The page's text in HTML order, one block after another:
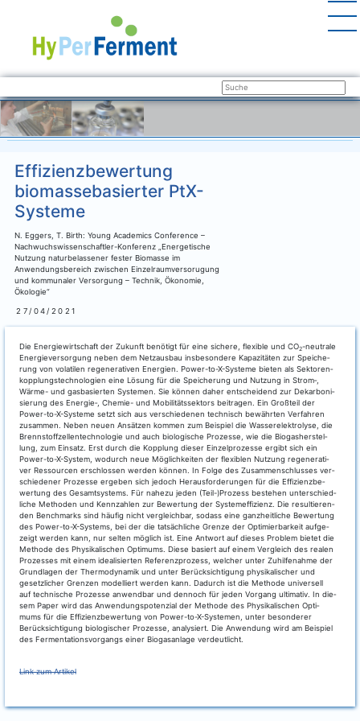
Effizienzbewertung
biomassebasierter PtX-
Systeme
N. Eggers, T. Birth: Young Academics Conference –
Nachwuchswissenschaftler-Konferenz „Energetische
Nutzung naturbelassener fester Biomasse im
Anwendungsbereich zwischen Einzelraumversorugung
und kommunaler Versorgung – Technik, Ökonomie,
Ökologie“
27/04/2021
Die Ener­gie­wirt­schaft der Zukunft benö­tigt für eine siche­re, fle­xi­ble und CO2-neu­tra­le
Ener­gie­ver­sor­gung neben dem Netz­aus­bau ins­be­son­de­re Kapa­zi­tä­ten zur Spei­che­
rung von vola­ti­len rege­ne­ra­ti­ven Ener­gien. Power-to-X-Sys­te­me bie­ten als Sek­to­ren­
kopp­lungs­tech­no­lo­gien eine Lösung für die Spei­che­rung und Nut­zung in Strom‑,
Wär­me- und gas­ba­sier­ten Sys­te­men. Sie kön­nen daher ent­schei­dend zur Dekar­bo­ni­
sie­rung des Energie‑, Che­mie- und Mobi­li­täts­sek­tors bei­tra­gen. Ein Groß­teil der
Power-to-X-Sys­te­me setzt sich aus ver­schie­de­nen tech­nisch bewähr­ten Ver­fah­ren
zusam­men. Neben neu­en Ansät­zen kom­men zum Bei­spiel die Was­ser­elek­tro­ly­se, die
Brenn­stoff­zel­len­tech­no­lo­gie und auch bio­lo­gi­sche Pro­zes­se, wie die Bio­gas­her­stel­
lung, zum Ein­satz. Erst durch die Kopp­lung die­ser Ein­zel­pro­zes­se ergibt sich ein
Power-to-X-Sys­tem, wodurch neue Mög­lich­kei­ten der fle­xi­blen Nut­zung rege­ne­ra­ti­
ver Res­sour­cen erschlos­sen wer­den kön­nen. In Fol­ge des Zusam­men­schlus­ses ver­
schie­de­ner Pro­zes­se erge­ben sich jedoch Her­aus­for­de­run­gen für die Effi­zi­enz­be­
wer­tung des Gesamt­sys­tems. Für nahe­zu jeden (Teil-)Prozess bestehen unter­schied­
li­che Metho­den und Kenn­zah­len zur Bewer­tung der Sys­tem­ef­fi­zi­enz. Die resul­tie­ren­
den Bench­marks sind häu­fig nicht ver­gleich­bar, sodass eine ganz­heit­li­che Bewer­tung
des Power-to-X-Sys­tems, bei der die tat­säch­li­che Gren­ze der Opti­mier­bar­keit auf­ge­
zeigt wer­den kann, nur sel­ten mög­lich ist. Eine Ant­wort auf die­ses Pro­blem bie­tet die
Metho­de des Phy­si­ka­li­schen Opti­mums. Die­se basiert auf einem Ver­gleich des rea­len
Pro­zes­ses mit einem idea­li­sier­ten Refe­renz­pro­zess, wel­cher unter Zuhil­fe­nah­me der
Grund­la­gen der Ther­mo­dy­na­mik und unter Berück­sich­ti­gung phy­si­ka­li­scher und
gesetz­li­cher Gren­zen model­liert wer­den kann. Dadurch ist die Metho­de uni­ver­sell
auf tech­ni­sche Pro­zes­se anwend­bar und den­noch für jeden Vor­gang ulti­ma­tiv. In die­
sem Paper wird das Anwen­dungs­po­ten­zi­al der Metho­de des Phy­si­ka­li­schen Opti­
mums für die Effi­zi­enz­be­wer­tung von Power-to-X-Sys­te­men, unter beson­de­rer
Berück­sich­ti­gung bio­lo­gi­scher Pro­zes­se, ana­ly­siert. Die Anwen­dung wird am Bei­spiel
des Fer­men­ta­ti­ons­vor­gangs einer Bio­gas­an­la­ge verdeutlicht.
Link zum Artikel